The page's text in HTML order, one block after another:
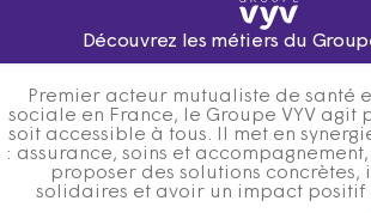
Découvrez les métiers du
Premier acteur mutualiste de santé
sociale en France, le Groupe VYV agit
soit accessible à tous. Il met en
: assurance, soins et
proposer des solutions concrètes,
solidaires et avoir un impact positif